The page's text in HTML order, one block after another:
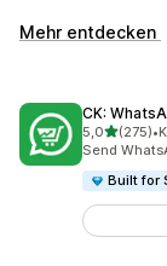
Mehr entdecken
CK:
5,0von 5
(275)
275 •
Send
Built for